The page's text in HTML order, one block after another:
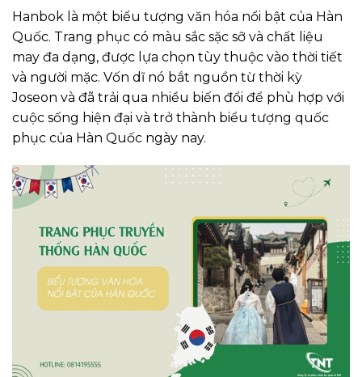
Hanbok là một biểu tượng văn hóa nổi bật của Hàn
Quốc. Trang phục có màu sắc sặc sỡ và chất liệu
may đa dạng, được lựa chọn tùy thuộc vào thời tiết
và người mặc. Vốn dĩ nó bắt nguồn từ thời kỳ
Joseon và đã trải qua nhiều biến đổi để phù hợp với
cuộc sống hiện đại và trở thành biểu tượng quốc
phục của Hàn Quốc ngày nay.